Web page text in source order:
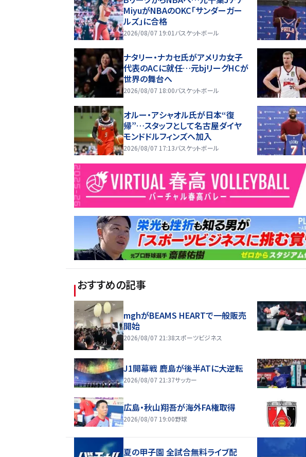
MiyuがNBAのOKC「サンダーガー
ルズ」に合格
2026/08/07 19:01 バスケットボール
ナタリー・ナカセ氏がアメリカ女子
代表のACに就任…元bjリーグHCが
世界の舞台へ
2026/08/07 18:00バスケットボール
オルー・アシャオル氏が日本“復
帰”…スタッフとして名古屋ダイヤ
モンドドルフィンズへ加入
2026/08/07 17:13バスケットボール
おすすめの記事
mghがBEAMS HEARTで一般販売
開始
2026/08/07 21:38スポーツビジネス
J1開幕戦 鹿島が後半ATに大逆転
2026/08/07 21:37サッカー
広島・秋山翔吾が海外FA権取得
2026/08/07 19:00野球
夏の甲子園 全試合無料ライブ配